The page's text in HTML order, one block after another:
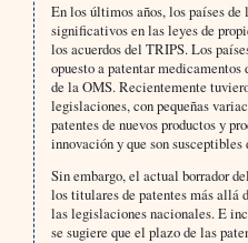
En los últimos años, los países
significativos en las leyes de
los acuerdos del TRIPS. Los
opuesto a patentar
de la OMS. Recientemente
legislaciones, con pequeñas
patentes de nuevos productos y
innovación y que son
Sin embargo, el actual borrador
los titulares de patentes más allá
las legislaciones nacionales. E
se sugiere que el plazo de las